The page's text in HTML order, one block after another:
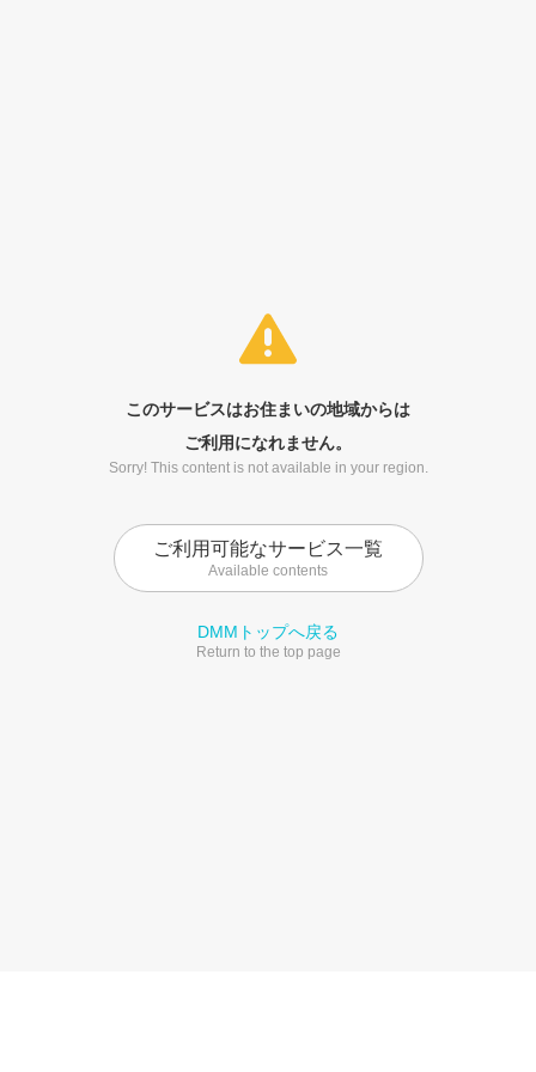
このサービスはお住まいの地域からは
ご利用になれません。
Sorry! This content is not available in your region.
ご利用可能なサービス一覧
Available contents
DMMトップへ戻る
Return to the top page